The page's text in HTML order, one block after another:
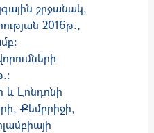
շրջանակ,
2016թ.,
և Լոնդոնի
Քեմբրիջի,